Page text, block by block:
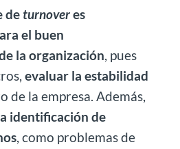
deturnoveres
el buen
la organización, pues
evaluar la estabilidad
de la empresa. Además,
identificación de
, como problemas de